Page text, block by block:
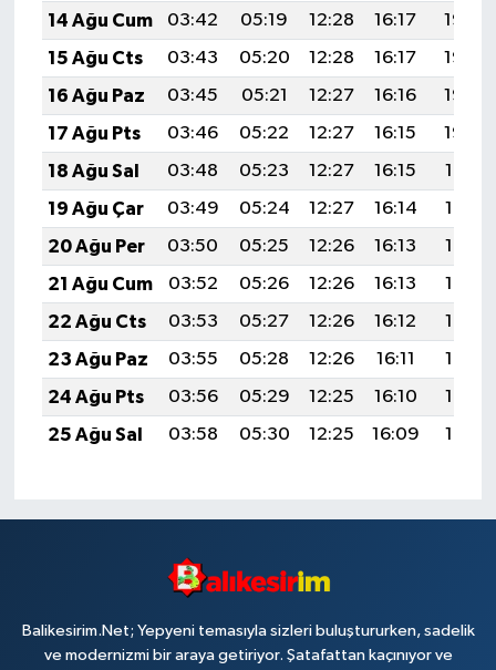
14 Ağu Cum
03:42 05:19 12:28 16:17
19:26
15 Ağu Cts
03:43 05:20 12:28 16:17
19:25
16 Ağu Paz
03:45 05:21 12:27 16:16
19:23
17 Ağu Pts
03:46 05:22 12:27 16:15
19:22
18 Ağu Sal
03:48 05:23 12:27 16:15
19:21
19 Ağu Çar
03:49 05:24 12:27 16:14
19:19
20 Ağu Per
03:50 05:25 12:26 16:13
19:18
21 Ağu Cum
03:52 05:26 12:26 16:13
19:16
22 Ağu Cts
03:53 05:27 12:26 16:12
19:15
23 Ağu Paz
03:55 05:28 12:26 16:11
19:13
24 Ağu Pts
03:56 05:29 12:25 16:10
19:12
25 Ağu Sal
03:58 05:30 12:25 16:09 19:10
Balikesirim.Net; Yepyeni temasıyla sizleri buluştururken, sadelik
ve modernizmi bir araya getiriyor. Şatafattan kaçınıyor ve